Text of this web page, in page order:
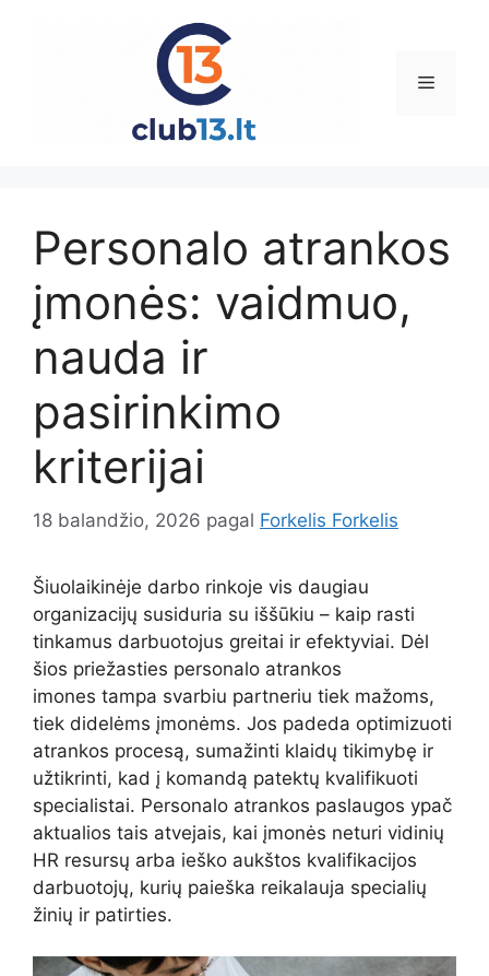
Meniu
Personalo atrankos
įmonės: vaidmuo,
nauda ir
pasirinkimo
kriterijai
18 balandžio, 2026 pagal Forkelis Forkelis
Šiuolaikinėje darbo rinkoje vis daugiau
organizacijų susiduria su iššūkiu – kaip rasti
tinkamus darbuotojus greitai ir efektyviai. Dėl
šios priežasties personalo atrankos
imones tampa svarbiu partneriu tiek mažoms,
tiek didelėms įmonėms. Jos padeda optimizuoti
atrankos procesą, sumažinti klaidų tikimybę ir
užtikrinti, kad į komandą patektų kvalifikuoti
specialistai. Personalo atrankos paslaugos ypač
aktualios tais atvejais, kai įmonės neturi vidinių
HR resursų arba ieško aukštos kvalifikacijos
darbuotojų, kurių paieška reikalauja specialių
žinių ir patirties.